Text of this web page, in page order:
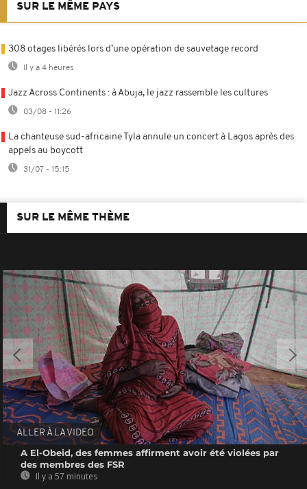
SUR LE MÊME PAYS
308 otages libérés lors d’une opération de sauvetage record
Il y a 4 heures
Jazz Across Continents : à Abuja, le jazz rassemble les cultures
03/08 - 11:26
La chanteuse sud-africaine Tyla annule un concert à Lagos après des
appels au boycott
31/07 - 15:15
SUR LE MÊME THÈME
ALLER À LA VIDEO
A El-Obeid, des femmes affirment avoir été violées par
des membres des FSR
Il y a 57 minutes